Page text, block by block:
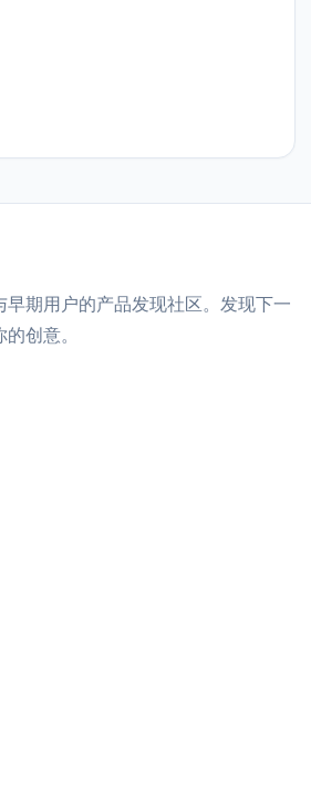
早期用户的产品发现社区。发现下一
创意。